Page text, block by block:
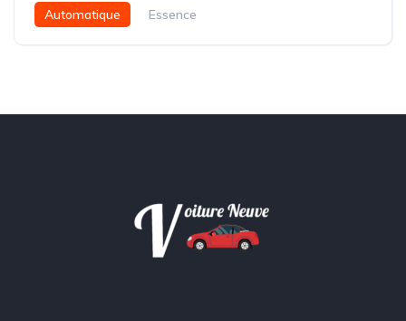
Automatique Essence